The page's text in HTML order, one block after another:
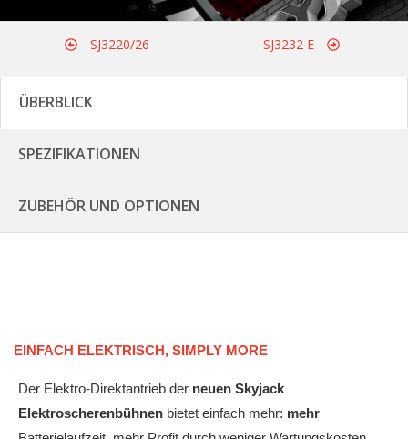
SJ3220/26
ÜBERBLICK
SPEZIFIKATIONEN
ZUBEHÖR UND OPTIONEN
SJ3232 E
EINFACH ELEKTRISCH, SIMPLY MORE
Der Elektro-Direktantrieb der neuen Skyjack
Elektroscherenbühnen bietet einfach mehr: mehr